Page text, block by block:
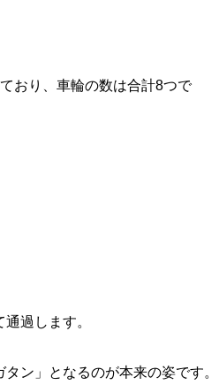
おり、車輪の数は合計8つで
過します。
ン」となるのが本来の姿です。